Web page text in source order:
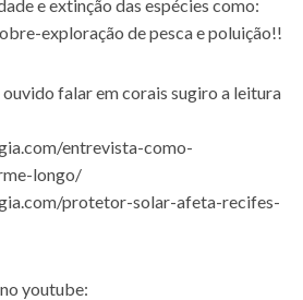
e extinção das espécies como:
exploração de pesca e poluição!!
ouvido falar em corais sugiro a leitura
entrevista-como-
longo/
protetor-solar-afeta-recifes-
youtube: